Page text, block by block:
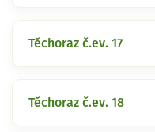
Těchoraz č.ev. 17
Těchoraz č.ev. 18